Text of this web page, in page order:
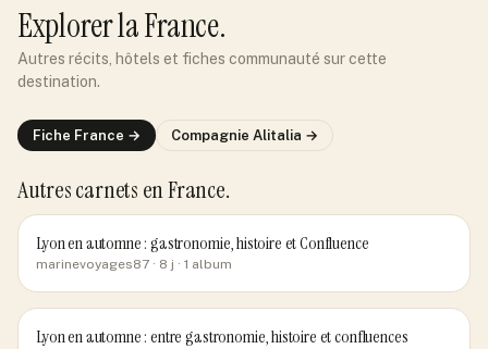
Explorerla France.
Autres récits, hôtels et fiches communauté sur cette
destination.
Fiche France → Compagnie Alitalia →
Autres carnets en France.
Lyon en automne : gastronomie, histoire et Confluence
marinevoyages87 · 8 j · 1 album
Lyon en automne : entre gastronomie, histoire et confluences